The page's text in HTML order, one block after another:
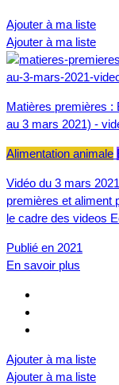
Ajouter à ma liste
Ajouter à ma liste
Matières premières :
au 3 mars 2021) -
Alimentation animale
Vidéo du 3 mars
premières et aliment
le cadre des videos
Publié en 2021
En savoir plus
Ajouter à ma liste
Ajouter à ma liste